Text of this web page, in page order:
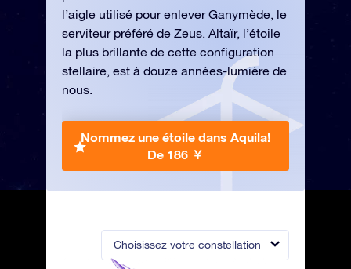
Choisissez votre constellation
l’aigle utilisé pour enlever Ganymède, le
serviteur préféré de Zeus. Altaïr, l’étoile
la plus brillante de cette configuration
stellaire, est à douze années-lumière de
nous.
Nommez une étoile dans Aquila!
De 186 ￥